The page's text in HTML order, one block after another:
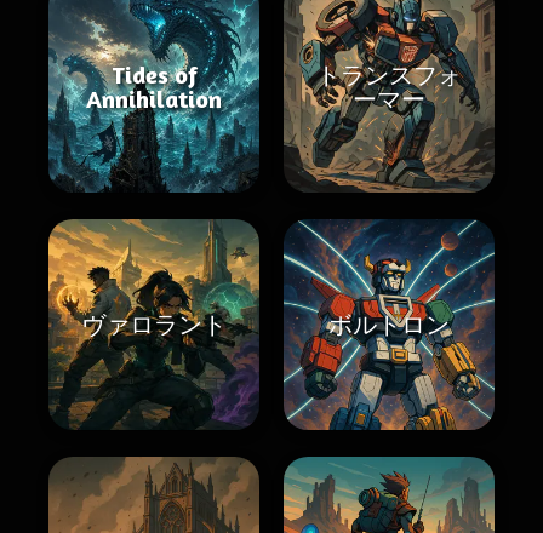
Tides of
Annihilation
トランスフォ
ーマー
ヴァロラント ボルトロン